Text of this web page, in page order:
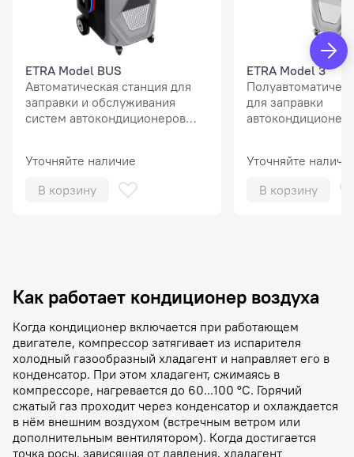
ETRA Model BUS
Автоматическая станция для
заправки и обслуживания
систем автокондиционеров
R134A
Уточняйте наличие
В корзину
ETRA Model 3
для заправки
Уточняйте
В корзину
Как работает кондиционер воздуха
Когда кондиционер включается при работающем
двигателе, компрессор затягивает из испарителя
холодный газообразный хладагент и направляет его в
конденсатор. При этом хладагент, сжимаясь в
компрессоре, нагревается до 60...100 °C. Горячий
сжатый газ проходит через конденсатор и охлаждается
в нём внешним воздухом (встречным ветром или
дополнительным вентилятором). Когда достигается
точка росы, зависящая от давления, хладагент